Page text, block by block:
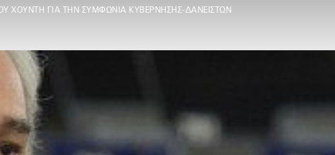
ΧΟΥΝΤΉ ΓΙΑ ΤΗΝ ΣΥΜΦΩΝΊΑ ΚΥΒΈΡΝΗΣΗΣ-ΔΑΝΕΙΣΤΏΝ